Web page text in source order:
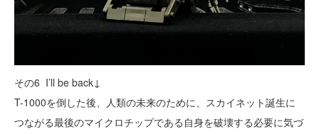
その6 I’ll be back↓
T-1000を倒した後、人類の未来のために、スカイネット誕生に
つながる最後のマイクロチップである自身を破壊する必要に気づ